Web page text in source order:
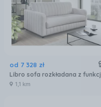
od 7 328 zł
1,1 km